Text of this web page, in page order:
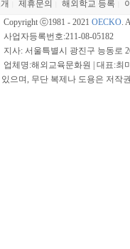
제휴문의 해외학교 등록
Copyright ⓒ1981 - 2021 OECKO.
사업자등록번호:211-08-05182
지사: 서울특별시 광진구 능동로
업체명:해외교육문화원 | 대표:최
으며, 무단 복제나 도용은 저